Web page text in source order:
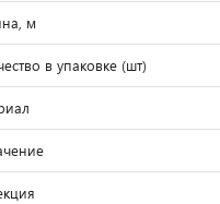
м
в упаковке (шт)